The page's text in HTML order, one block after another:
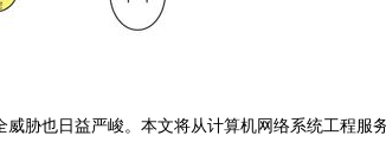
胁也日益严峻。本文将从计算机网络系统工程服